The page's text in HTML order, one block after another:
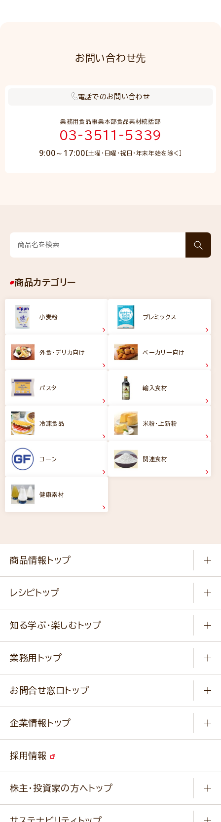
お問い合わせ先
電話でのお問い合わせ
業務用食品事業本部食品素材統括部
03-3511-5339
9:00～17:00 ［土曜・日曜・祝日・年末年始を除く］
商品カテゴリー
小麦粉 プレミックス
外食・デリカ向け ベーカリー向け
パスタ 輸入食材
冷凍食品 米粉・上新粉
コーン 関連食材
健康素材
商品情報トップ
健康食品・他
新商品・リニューアル商品
通販サイト一覧
レシピトップ
作り方動画
みなさまのレシピはこちら
知る学ぶ・楽しむトップ
ふっくらパンをつくりましょう
キャンペーン
業務用トップ
ニップンの アマニ 業務用サイト
ベジカフェブランドサイト
お問合せ窓口トップ
改善事例
業務用商品のお問合せ
企業情報トップ
事業紹介
経営理念・経営方針・行動規範・行動指針
採用情報
株主・投資家の方へトップ